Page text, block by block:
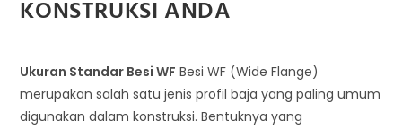
KONSTRUKSI ANDA
Ukuran Standar Besi WF Besi WF (Wide Flange)
merupakan salah satu jenis profil baja yang paling umum
digunakan dalam konstruksi. Bentuknya yang